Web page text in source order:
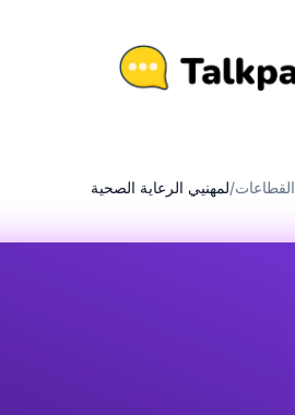
القطاعات/لمهنيي الرعاية الصحية